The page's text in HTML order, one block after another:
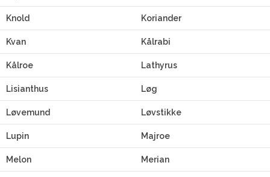
Knold Koriander
Kvan Kålrabi
Kålroe Lathyrus
Lisianthus Løg
Løvemund Løvstikke
Lupin Majroe
Melon Merian